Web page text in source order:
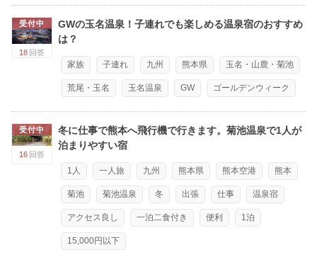
受付中
18 回答
GWの玉名温泉！子連れでも楽しめる温泉宿のおすすめ
は？
家族 子連れ 九州 熊本県 玉名・山鹿・菊池
荒尾・玉名 玉名温泉 GW ゴールデンウィーク
受付中
16 回答
冬に仕事で熊本へ飛行機で行きます。菊池温泉で1人が
泊まりやすい宿
1人 一人旅 九州 熊本県 熊本空港 熊本
菊池 菊池温泉 冬 出張 仕事 温泉宿
アクセス良し 一泊二食付き 便利 1泊
15,000円以下